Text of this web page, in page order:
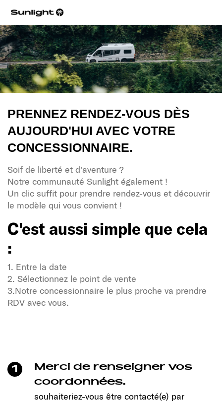
PRENNEZ RENDEZ-VOUS DÈS
AUJOURD'HUI AVEC VOTRE
CONCESSIONNAIRE.
Soif de liberté et d'aventure ?
Notre communauté Sunlight également !
Un clic suffit pour prendre rendez-vous et découvrir
le modèle qui vous convient !
C'est aussi simple que cela
:
1. Entre la date
2. Sélectionnez le point de vente
3.Notre concessionnaire le plus proche va prendre
RDV avec vous.
C'est aussi simple que cela
1
Merci de renseigner vos
coordonnées.
souhaiteriez-vous être contacté(e) par